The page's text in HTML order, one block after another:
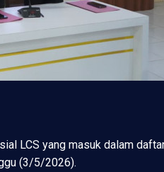
LCS yang masuk dalam
(3/5/2026).